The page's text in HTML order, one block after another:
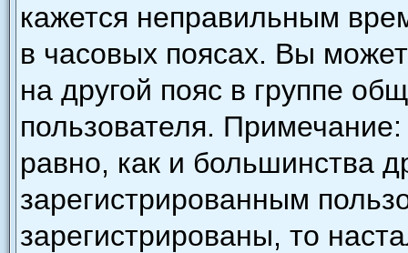
кажется неправильным
в часовых поясах. Вы
на другой пояс в группе
пользователя.
равно, как и большинства
зарегистрированным
зарегистрированы, то